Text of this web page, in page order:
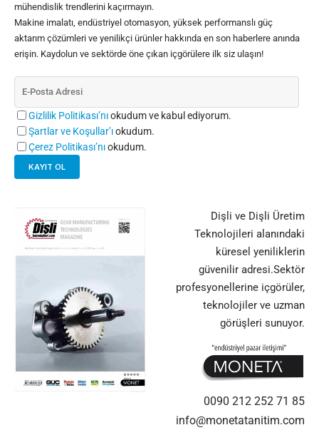
mühendislik trendlerini kaçırmayın.
Makine imalatı, endüstriyel otomasyon, yüksek performanslı güç
aktarım çözümleri ve yenilikçi ürünler hakkında en son haberlere anında
erişin. Kaydolun ve sektörde öne çıkan içgörülere ilk siz ulaşın!
Gizlilik Politikası’nıokudum ve kabul ediyorum.
Şartlar ve Koşullar’ıokudum.
Çerez Politikası’nıokudum.
Dişli ve Dişli Üretim
Teknolojileri alanındaki
küresel yeniliklerin
güvenilir adresi.Sektör
profesyonellerine içgörüler,
teknolojiler ve uzman
görüşleri sunuyor.
0090 212 252 71 85
info@monetatanitim.com